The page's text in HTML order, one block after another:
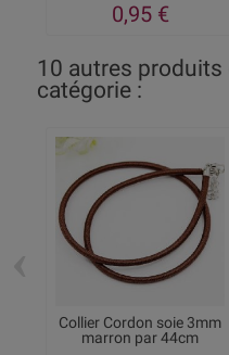
0,95 €
10 autres produits
catégorie :
Collier Cordon soie 3mm
marron par 44cm